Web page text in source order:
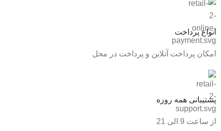
انواع پرداخت
امکان پرداخت آنلاین و پرداخت در محل
پشتیبانی همه روزه
از ساعت 9 الی 21